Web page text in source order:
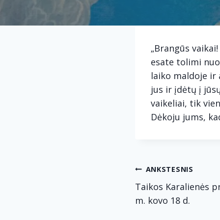
„Brangūs
esate tolimi
laiko maldoje ir
jus ir įdėtų į
vaikeliai, tik
Dėkoju jums,
tarp
ANKSTESNIS
Taikos Karalienės
m. kovo 18 d.